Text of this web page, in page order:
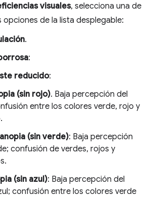
visuales, selecciona una de
opciones de la lista desplegable:
.
:
reducido:
(sin rojo). Baja percepción del
entre los colores verde, rojo y
(sin verde): Baja percepción
confusión de verdes, rojos y
(sin azul): Baja percepción del
confusión entre los colores verde